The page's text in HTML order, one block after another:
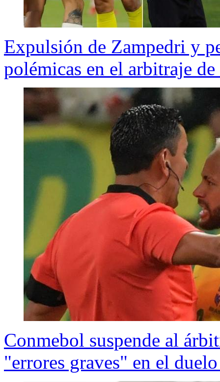
Expulsión de Zampedri y
polémicas en el arbitraje
Conmebol suspende al
"errores graves" en el